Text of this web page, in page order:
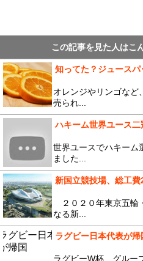
この記事を見た人はこ
知ってた？ジュース
オレンジやリンゴなど
売られ...
ハキーム世界ユース二
世界ユースでハキーム
ました...
新国立競技場、総工費
２０２０年東京五輪
なる新...
ラグビー日本代表が帰
ラグビーW杯、グルー